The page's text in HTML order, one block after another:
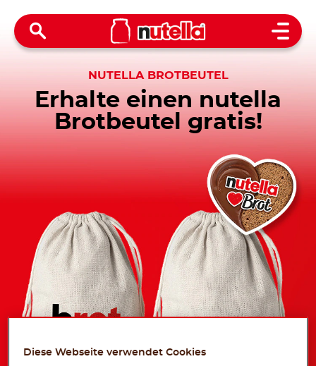
Open
NUTELLA BROTBEUTEL
Erhalte einen nutella
Brotbeutel gratis!
Diese Webseite verwendet Cookies